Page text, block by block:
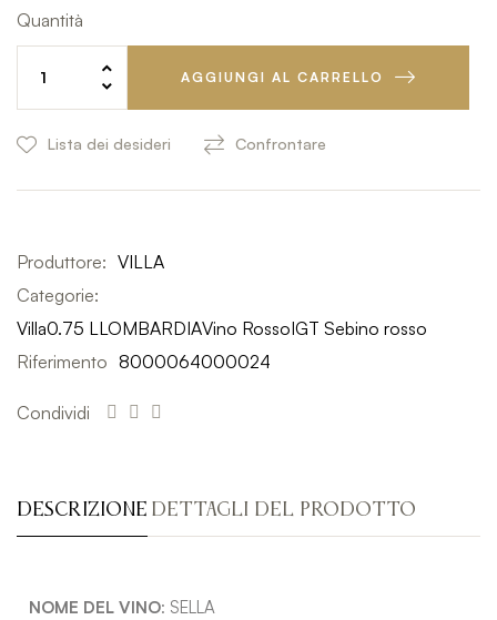
Quantità
AGGIUNGI AL CARRELLO
Lista dei desideri Confrontare
Produttore: VILLA
Categorie:
Villa0.75 L LOMBARDIAVino RossoIGT Sebino rosso
Riferimento 8000064000024
Condividi
DESCRIZIONE DETTAGLI DEL PRODOTTO
NOME DEL VINO: SELLA